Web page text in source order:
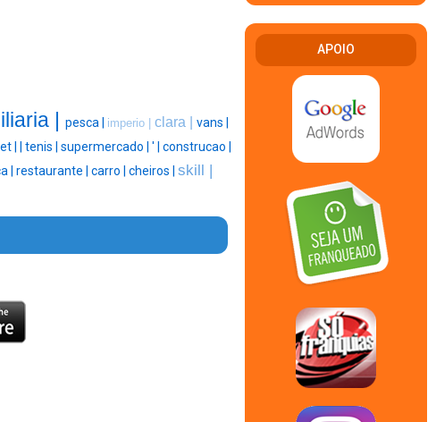
| pesca | imperio | clara | vans |
| tenis | supermercado | ' | construcao |
| restaurante | carro | cheiros | skill |
APOIO